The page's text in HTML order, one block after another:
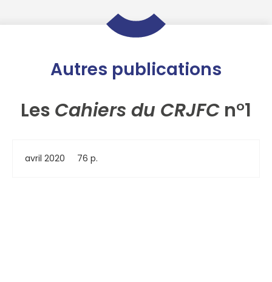
Autres publications
Les Cahiers du CRJFC n°1
avril 2020 76 p.